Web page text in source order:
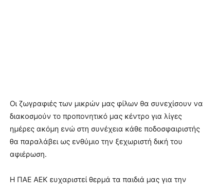
Οι ζωγραφιές των μικρών μας φίλων θα συνεχίσουν να
διακοσμούν το προπονητικό μας κέντρο για λίγες
ημέρες ακόμη ενώ στη συνέχεια κάθε ποδοσφαιριστής
θα παραλάβει ως ενθύμιο την ξεχωριστή δική του
αφιέρωση.
Η ΠΑΕ ΑΕΚ ευχαριστεί θερμά τα παιδιά μας για την